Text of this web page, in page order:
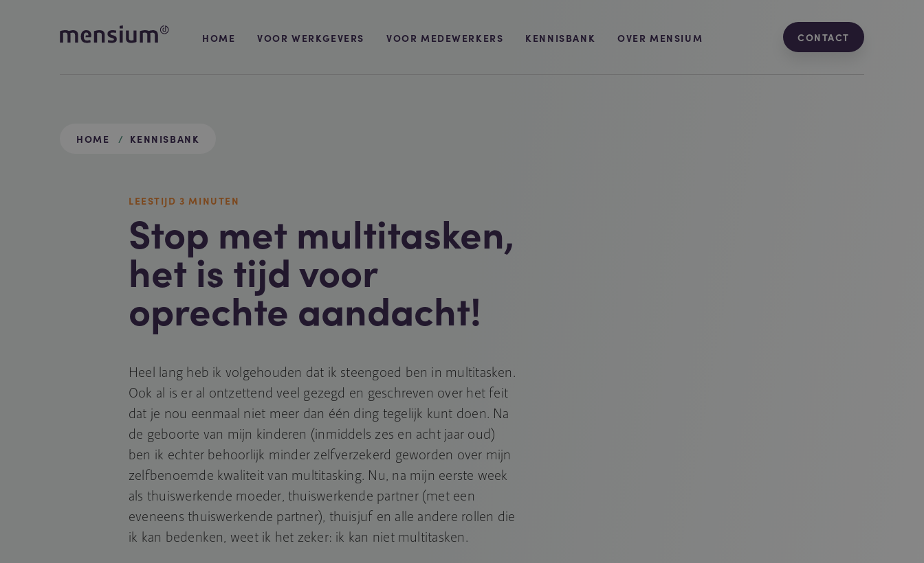
HOME VOOR WERKGEVERS VOOR MEDEWERKERS KENNISBANK OVER MENSIUM CONTACT
HOME KENNISBANK
LEESTIJD 3 MINUTEN
Stop met multitasken,
het is tijd voor
oprechte aandacht!
Heel lang heb ik volgehouden dat ik steengoed ben in multitasken.
Ook al is er al ontzettend veel gezegd en geschreven over het feit
dat je nou eenmaal niet meer dan één ding tegelijk kunt doen. Na
de geboorte van mijn kinderen (inmiddels zes en acht jaar oud)
ben ik echter behoorlijk minder zelfverzekerd geworden over mijn
zelfbenoemde kwaliteit van multitasking. Nu, na mijn eerste week
als thuiswerkende moeder, thuiswerkende partner (met een
eveneens thuiswerkende partner), thuisjuf en alle andere rollen die
ik kan bedenken, weet ik het zeker: ik kan niet multitasken.